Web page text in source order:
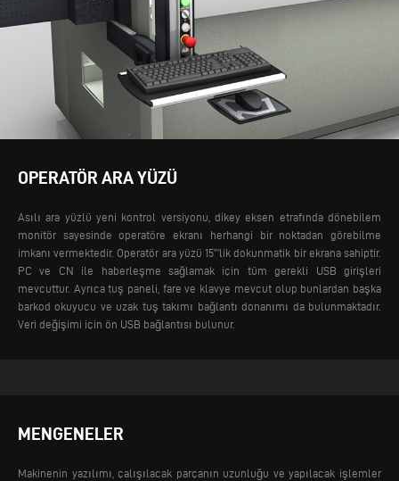
OPERATÖR ARA YÜZÜ
Asılı ara yüzlü yeni kontrol versiyonu, dikey eksen etrafında dönebilem
monitör sayesinde operatöre ekranı herhangi bir noktadan görebilme
imkanı vermektedir. Operatör ara yüzü 15”’lik dokunmatik bir ekrana sahiptir.
PC ve CN ile haberleşme sağlamak için tüm gerekli USB girişleri
mevcuttur. Ayrıca tuş paneli, fare ve klavye mevcut olup bunlardan başka
barkod okuyucu ve uzak tuş takımı bağlantı donanımı da bulunmaktadır.
Veri değişimi için ön USB bağlantısı bulunur.
MENGENELER
Makinenin yazılımı, çalışılacak parçanın uzunluğu ve yapılacak işlemler